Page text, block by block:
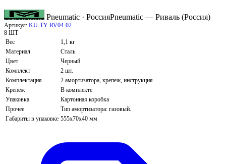
Pneumatic · РоссияPneumatic — Риваль (Россия)
Артикул: KU-TY-RV04-02
8 ШТ
Вес
1,1 кг
Материал
Сталь
Цвет
Черный
Комплект
2 шт.
Комплектация
2 амортизатора, крепеж, инструкция
Крепеж
В комплекте
Упаковка
Картонная коробка
Прочее
Тип амортизатора: газовый.
Габариты в упаковке 555х70х40 мм